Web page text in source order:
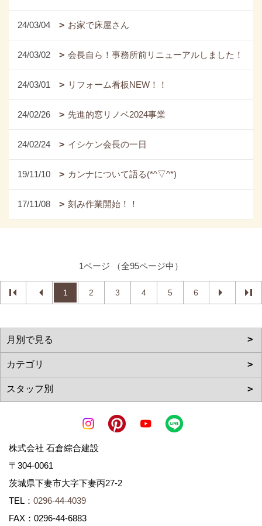
24/03/04 お家で床屋さん
24/03/02 会長自ら！事務所前リニューアルしました！
24/03/01 リフォーム看板NEW！！
24/02/26 先進的窓リノベ2024事業
24/02/24 イシケン会長の一日
19/11/10 カンナについて語る(*^▽^*)
17/11/08 刻み作業開始！！
1ページ （全95ページ中）
1 2 3 4 5 6
株式会社 石倉綜合建設
〒304-0061
茨城県下妻市大字下妻丙27-2
TEL： 0296-44-4039
FAX：0296-44-6883